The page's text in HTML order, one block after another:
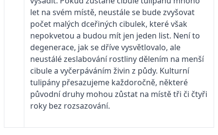
let na svém místě, neustále se bude zvyšovat
počet malých dceřiných cibulek, které však
nepokvetou a budou mít jen jeden list. Není to
degenerace, jak se dříve vysvětlovalo, ale
neustálé zeslabování rostliny dělením na menší
cibule a vyčerpáváním živin z půdy. Kulturní
tulipány přesazujeme každoročně, některé
původní druhy mohou zůstat na místě tři či čtyři
roky bez rozsazování.